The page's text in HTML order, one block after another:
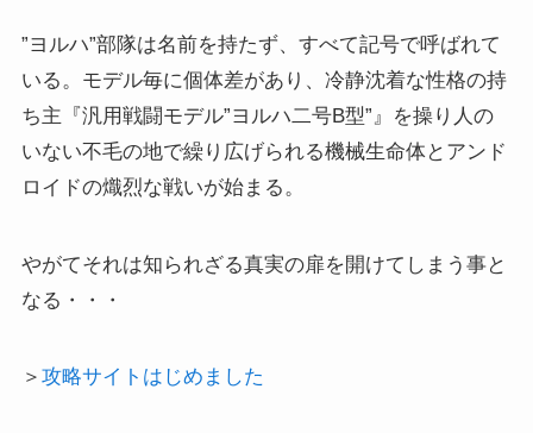
”ヨルハ”部隊は名前を持たず、すべて記号で呼ばれて
いる。モデル毎に個体差があり、冷静沈着な性格の持
ち主『汎用戦闘モデル”ヨルハ二号B型”』を操り人の
いない不毛の地で繰り広げられる機械生命体とアンド
ロイドの熾烈な戦いが始まる。
やがてそれは知られざる真実の扉を開けてしまう事と
なる・・・
＞ 攻略サイトはじめました